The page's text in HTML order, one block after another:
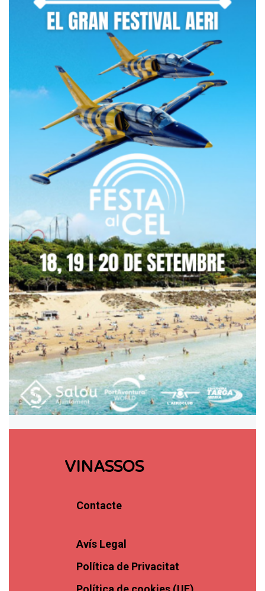
VINASSOS
Contacte
Avís Legal
Política de Privacitat